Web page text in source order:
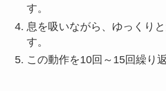
す。
息を吸いながら、ゆっくり
す。
この動作を10回～15回繰り